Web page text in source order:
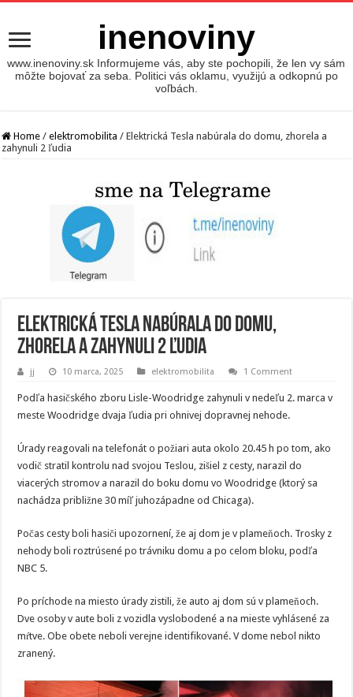
inenoviny
www.inenoviny.sk Informujeme vás, aby ste pochopili, že len vy sám
môžte bojovať za seba. Politici vás oklamu, využijú a odkopnú po
voľbách.
Home / elektromobilita / Elektrická Tesla nabúrala do domu, zhorela a
zahynuli 2 ľudia
Elektrická Tesla nabúrala do domu,
zhorela a zahynuli 2 ľudia
jj 10 marca, 2025 elektromobilita 1 Comment
Podľa hasičského zboru Lisle-Woodridge zahynuli v nedeľu 2. marca v
meste Woodridge dvaja ľudia pri ohnivej dopravnej nehode.
Úrady reagovali na telefonát o požiari auta okolo 20.45 h po tom, ako
vodič stratil kontrolu nad svojou Teslou, zišiel z cesty, narazil do
viacerých stromov a narazil do boku domu vo Woodridge (ktorý sa
nachádza približne 30 míľ juhozápadne od Chicaga).
Počas cesty boli hasiči upozornení, že aj dom je v plameňoch. Trosky z
nehody boli roztrúsené po trávniku domu a po celom bloku, podľa
NBC 5.
Po príchode na miesto úrady zistili, že auto aj dom sú v plameňoch.
Dve osoby v aute boli z vozidla vyslobodené a na mieste vyhlásené za
mŕtve. Obe obete neboli verejne identifikované. V dome nebol nikto
zranený.